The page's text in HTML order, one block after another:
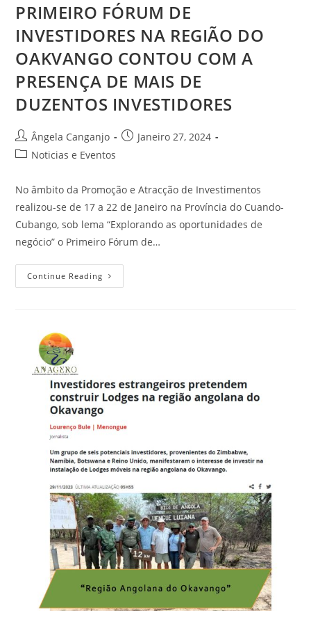
PRIMEIRO FÓRUM DE
INVESTIDORES NA REGIÃO DO
OAKVANGO CONTOU COM A
PRESENÇA DE MAIS DE
DUZENTOS INVESTIDORES
Ângela Canganjo
Janeiro 27, 2024
Noticias e Eventos
No âmbito da Promoção e Atracção de Investimentos
realizou-se de 17 a 22 de Janeiro na Província do Cuando-
Cubango, sob lema “Explorando as oportunidades de
negócio” o Primeiro Fórum de…
Continue Reading